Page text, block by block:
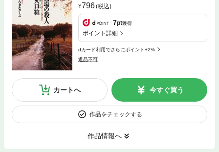
796(税込)
7pt獲得
ポイント詳細
dカード利用でさらにポイント+2%
返品不可
カートへ 今すぐ買う
作品をチェックする
作品情報へ